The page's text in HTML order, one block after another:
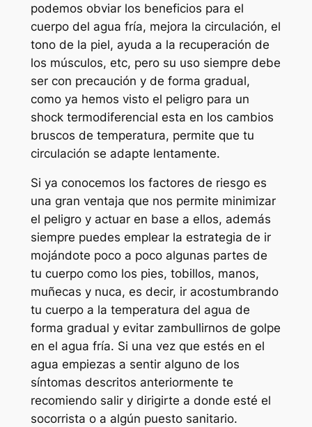
podemos obviar los beneficios para el
cuerpo del agua fría, mejora la circulación, el
tono de la piel, ayuda a la recuperación de
los músculos, etc, pero su uso siempre debe
ser con precaución y de forma gradual,
como ya hemos visto el peligro para un
shock termodiferencial esta en los cambios
bruscos de temperatura, permite que tu
circulación se adapte lentamente.
Si ya conocemos los factores de riesgo es
una gran ventaja que nos permite minimizar
el peligro y actuar en base a ellos, además
siempre puedes emplear la estrategia de ir
mojándote poco a poco algunas partes de
tu cuerpo como los pies, tobillos, manos,
muñecas y nuca, es decir, ir acostumbrando
tu cuerpo a la temperatura del agua de
forma gradual y evitar zambullirnos de golpe
en el agua fría. Si una vez que estés en el
agua empiezas a sentir alguno de los
síntomas descritos anteriormente te
recomiendo salir y dirigirte a donde esté el
socorrista o a algún puesto sanitario.